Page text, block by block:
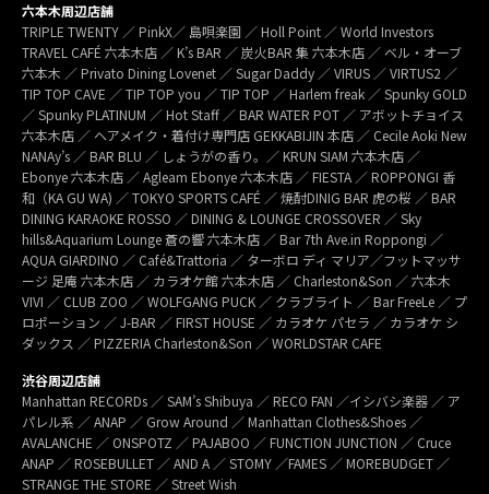
六本木周辺店舗
TRIPLE TWENTY ／ PinkX／ 島唄楽園 ／ Holl Point ／ World Investors
TRAVEL CAFÉ 六本木店 ／ K’s BAR ／ 炭火BAR 集 六本木店 ／ ベル・オーブ
六本木 ／ Privato Dining Lovenet ／ Sugar Daddy ／ VIRUS ／ VIRTUS2 ／
TIP TOP CAVE ／ TIP TOP you ／ TIP TOP ／ Harlem freak ／ Spunky GOLD
／ Spunky PLATINUM ／ Hot Staff ／ BAR WATER POT ／ アボットチョイス
六本木店 ／ ヘアメイク・着付け専門店 GEKKABIJIN 本店 ／ Cecile Aoki New
NANAy’s ／ BAR BLU ／ しょうがの香り。／ KRUN SIAM 六本木店 ／
Ebonye 六本木店 ／ Agleam Ebonye 六本木店 ／ FIESTA ／ ROPPONGI 香
和（KA GU WA) ／ TOKYO SPORTS CAFÉ ／ 焼酎DINIG BAR 虎の桜 ／ BAR
DINING KARAOKE ROSSO ／ DINING & LOUNGE CROSSOVER ／ Sky
hills&Aquarium Lounge 蒼の響 六本木店 ／ Bar 7th Ave.in Roppongi ／
AQUA GIARDINO ／ Café&Trattoria ／ ターボロ ディ マリア／フットマッサ
ージ 足庵 六本木店 ／ カラオケ館 六本木店 ／ Charleston&Son ／ 六本木
VIVI ／ CLUB ZOO ／ WOLFGANG PUCK ／ クラブライト ／ Bar FreeLe ／ プ
ロポーション ／ J-BAR ／ FIRST HOUSE ／ カラオケ パセラ ／ カラオケ シ
ダックス ／ PIZZERIA Charleston&Son ／ WORLDSTAR CAFE
渋谷周辺店舗
Manhattan RECORDs ／ SAM’s Shibuya ／ RECO FAN ／イシバシ楽器 ／ ア
パレル系 ／ ANAP ／ Grow Around ／ Manhattan Clothes&Shoes ／
AVALANCHE ／ ONSPOTZ ／ PAJABOO ／ FUNCTION JUNCTION ／ Cruce
ANAP ／ ROSEBULLET ／ AND A ／ STOMY ／FAMES ／ MOREBUDGET ／
STRANGE THE STORE ／ Street Wish